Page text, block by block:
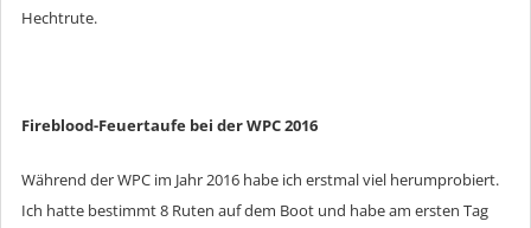
Hechtrute.
Fireblood-Feuertaufe bei der WPC 2016
Während der WPC im Jahr 2016 habe ich erstmal viel herumprobiert.
Ich hatte bestimmt 8 Ruten auf dem Boot und habe am ersten Tag